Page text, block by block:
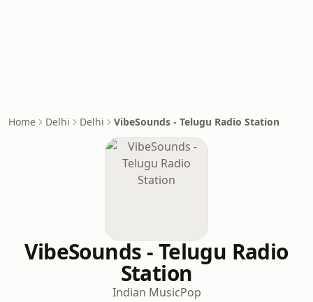
Home Delhi Delhi VibeSounds - Telugu Radio Station
VibeSounds - Telugu Radio
Station
Indian MusicPop